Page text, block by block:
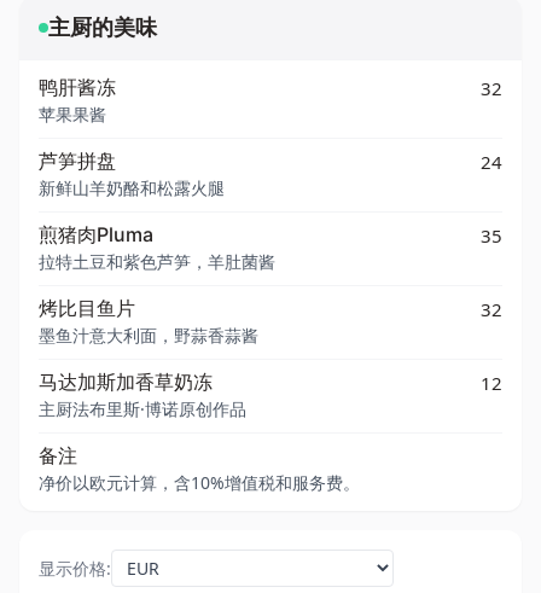
主厨的美味
鸭肝酱冻
苹果果酱
32
芦笋拼盘
新鲜山羊奶酪和松露火腿
24
煎猪肉Pluma
拉特土豆和紫色芦笋，羊肚菌酱
35
烤比目鱼片
墨鱼汁意大利面，野蒜香蒜酱
32
马达加斯加香草奶冻
主厨法布里斯·博诺原创作品
12
备注
净价以欧元计算，含10%增值税和服务费。
显示价格: